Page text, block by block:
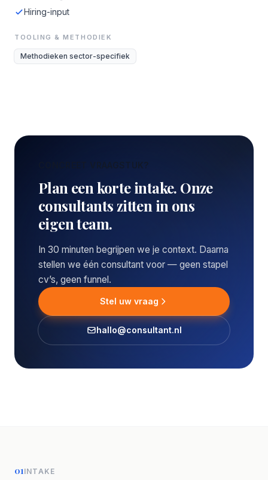
Hiring-input
TOOLING & METHODIEK
Methodieken sector-specifiek
CONCREET VRAAGSTUK?
Plan een korte intake. Onze
consultants zitten in ons
eigen team.
In 30 minuten begrijpen we je context. Daarna
stellen we één consultant voor — geen stapel
cv’s, geen funnel.
Stel uw vraag
hallo@consultant.nl
01INTAKE